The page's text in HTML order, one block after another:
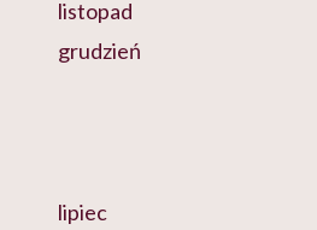
listopad
grudzień
lipiec